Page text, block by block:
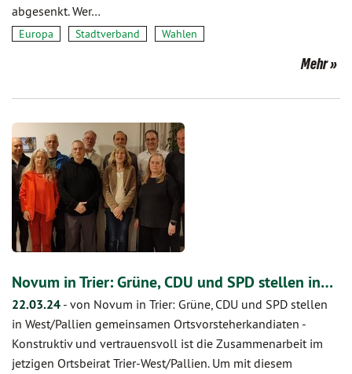
abgesenkt. Wer…
Europa Stadtverband Wahlen
Mehr
Novum in Trier: Grüne, CDU und SPD stellen in…
22.03.24 - von Novum in Trier: Grüne, CDU und SPD stellen
in West/Pallien gemeinsamen Ortsvorsteherkandiaten -
Konstruktiv und vertrauensvoll ist die Zusammenarbeit im
jetzigen Ortsbeirat Trier-West/Pallien. Um mit diesem